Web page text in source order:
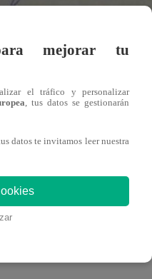
que se encuentra sin
empleo vacante. La
mejorar tu
el tráfico y personalizar
, tus datos se gestionarán
datos te invitamos leer nuestra